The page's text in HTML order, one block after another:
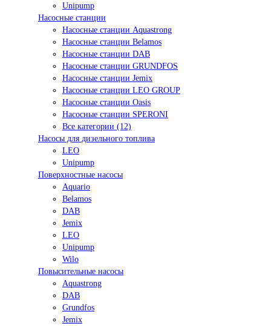
Unipump
Насосные станции
Насосные станции Aquastrong
Насосные станции Belamos
Насосные станции DAB
Насосные станции GRUNDFOS
Насосные станции Jemix
Насосные станции LEO GROUP
Насосные станции Oasis
Насосные станции SPERONI
Все категории (12)
Насосы для дизельного топлива
LEO
Unipump
Поверхностные насосы
Aquario
Belamos
DAB
Jemix
LEO
Unipump
Wilo
Повысительные насосы
Aquastrong
DAB
Grundfos
Jemix